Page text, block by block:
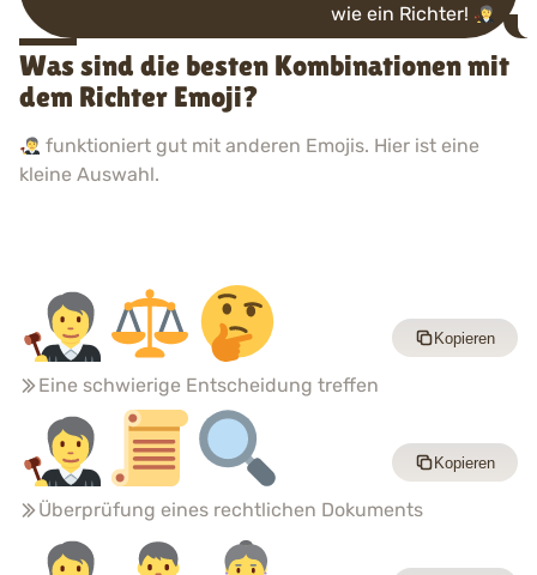
wie ein Richter!
Was sind die besten Kombinationen mit
dem Richter Emoji?
funktioniert gut mit anderen Emojis. Hier ist eine
kleine Auswahl.
Eine schwierige Entscheidung treffen
Kopieren
Überprüfung eines rechtlichen Dokuments
Kopieren